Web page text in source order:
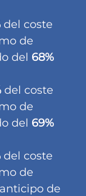
del coste
de
del 68%
del coste
de
del 69%
del coste
de
de